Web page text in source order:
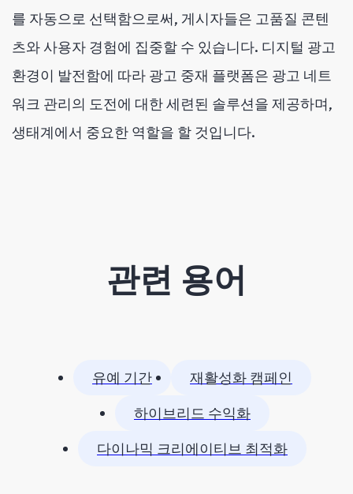
를 자동으로 선택함으로써, 게시자들은 고품질 콘텐
츠와 사용자 경험에 집중할 수 있습니다. 디지털 광고
환경이 발전함에 따라 광고 중재 플랫폼은 광고 네트
워크 관리의 도전에 대한 세련된 솔루션을 제공하며,
생태계에서 중요한 역할을 할 것입니다.
관련 용어
유예 기간
재활성화 캠페인
하이브리드 수익화
다이나믹 크리에이티브 최적화